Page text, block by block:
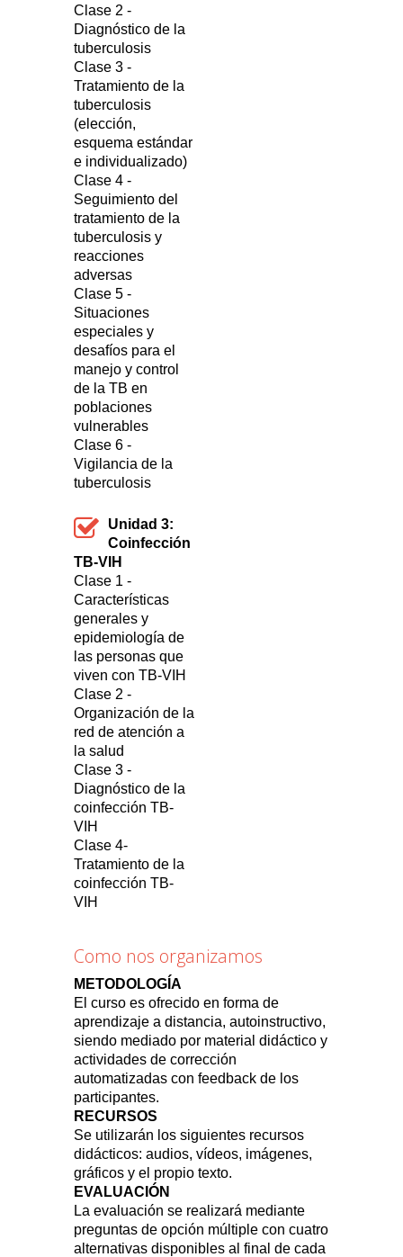
Clase 2 -
Diagnóstico de la
tuberculosis
Clase 3 -
Tratamiento de la
tuberculosis
(elección,
esquema estándar
e individualizado)
Clase 4 -
Seguimiento del
tratamiento de la
tuberculosis y
reacciones
adversas
Clase 5 -
Situaciones
especiales y
desafíos para el
manejo y control
de la TB en
poblaciones
vulnerables
Clase 6 -
Vigilancia de la
tuberculosis
Unidad 3:
Coinfección
TB-VIH
Clase 1 -
Características
generales y
epidemiología de
las personas que
viven con TB-VIH
Clase 2 -
Organización de la
red de atención a
la salud
Clase 3 -
Diagnóstico de la
coinfección TB-
VIH
Clase 4-
Tratamiento de la
coinfección TB-
VIH
Como nos organizamos
METODOLOGÍA
El curso es ofrecido en forma de
aprendizaje a distancia, autoinstructivo,
siendo mediado por material didáctico y
actividades de corrección
automatizadas con feedback de los
participantes.
RECURSOS
Se utilizarán los siguientes recursos
didácticos: audios, vídeos, imágenes,
gráficos y el propio texto.
EVALUACIÓN
La evaluación se realizará mediante
preguntas de opción múltiple con cuatro
alternativas disponibles al final de cada